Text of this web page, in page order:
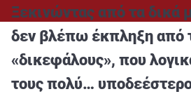
TSILI LEAGUE
RETRO
BLOGS
QUIZ
Ξεκινώντας από τα δικά
δεν βλέπω έκπληξη από
«δικεφάλους», που
τους πολύ…